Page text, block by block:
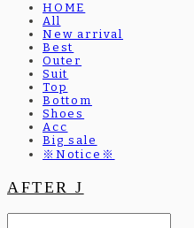
HOME
All
New arrival
Best
Outer
Suit
Top
Bottom
Shoes
Acc
Big sale
※Notice※
AFTER J